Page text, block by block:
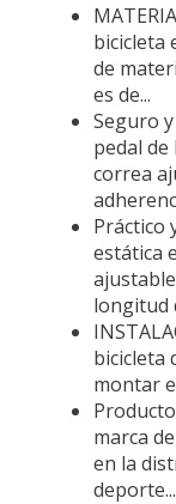
bicicleta
de
es de...
Seguro
pedal de
correa
Práctico
estática
longitud
bicicleta
montar
marca
en la
deporte...